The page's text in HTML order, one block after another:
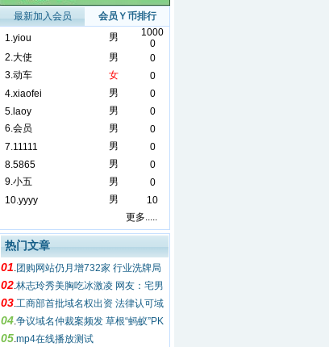
最新加入会员
会员Ｙ币排行
1.yiou 男
1000
0
2.大使 男
0
3.动车 女
0
4.xiaofei 男
0
5.laoy 男
0
6.会员 男
0
7.11111 男
0
8.5865 男
0
9.小五 男
0
10.yyyy 男
10
更多.....
热门文章
01.团购网站仍月增732家 行业洗牌局
面迟迟未至
02.林志玲秀美胸吃冰激凌 网友：宅男
都酥了
03.工商部首批域名权出资 法律认可域
名有值
04.争议域名仲裁案频发 草根“蚂蚁”PK
互联网“大象”
05.mp4在线播放测试